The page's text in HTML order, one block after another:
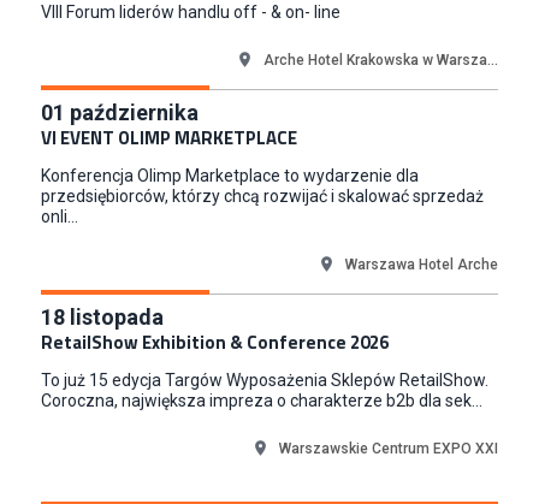
Kraków
Junior RPA Developer (k/m)
TERG S.A.
VIII Forum liderów handlu off - & on- line
Arche Hotel Krakowska w Warsza...
01 października
VI EVENT OLIMP MARKETPLACE
Konferencja Olimp Marketplace to wydarzenie dla
przedsiębiorców, którzy chcą rozwijać i skalować sprzedaż
onli...
Warszawa Hotel Arche
18 listopada
RetailShow Exhibition & Conference 2026
To już 15 edycja Targów Wyposażenia Sklepów RetailShow.
Coroczna, największa impreza o charakterze b2b dla sek...
Warszawskie Centrum EXPO XXI